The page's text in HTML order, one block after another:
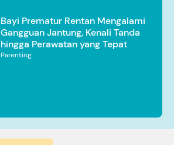
Bayi Prematur Rentan Mengalami
Gangguan Jantung, Kenali Tanda
hingga Perawatan yang Tepat
Parenting